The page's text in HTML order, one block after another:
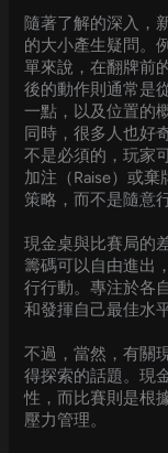
隨著了解的深入，
的大小產生疑問。
單來說，在翻牌前
後的動作則通常是
一點，以及位置的
同時，很多人也好
不是必須的，玩家
加注（Raise）或
策略，而不是隨意
現金桌與比賽局的
籌碼可以自由進出
行行動。專注於各
和發揮自己最佳水平
不過，當然，有關
得探索的話題。現
性，而比賽則是根
壓力管理。